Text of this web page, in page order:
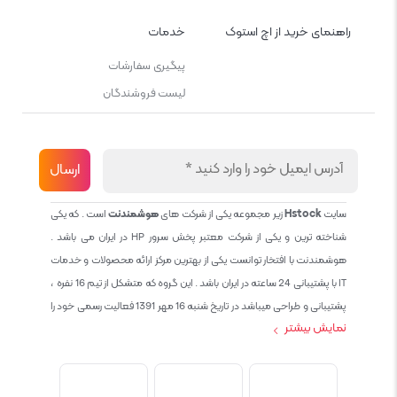
راهنمای خرید از اچ استوک خدمات
پیگیری سفارشات
لیست فروشندگان
سایتHstockزیر مجموعه یکی از شرکت هایهوشمندنتاست . که یکی
شناخته ترین و یکی از شرکت معتبر پخش سرور HP در ایران می باشد .
هوشمندنت با افتخار توانست یکی از بهترین مرکز ارائه محصولات و خدمات
IT با پشتیبانی 24 ساعته در ایران باشد . این گروه که متشکل از تیم 16 نفره ،
پشتیبانی و طراحی میباشد در تاریخ شنبه 16 مهر 1391 فعالیت رسمی خود را
نمایش بیشتر